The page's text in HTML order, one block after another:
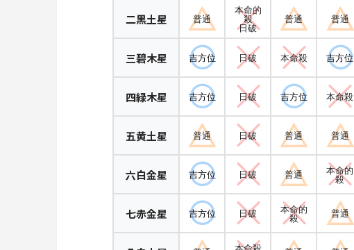
二黒土星 普通
本命的
殺
日破
普通 普通
三碧木星 吉方位 日破 本命殺 吉方位
四緑木星 吉方位 日破 吉方位 本命殺
五黄土星 普通 日破 普通 普通
六白金星 吉方位 日破 普通
本命的
殺
七赤金星 吉方位 日破
本命的
殺
普通
本命殺